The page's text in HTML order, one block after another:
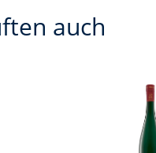
auch